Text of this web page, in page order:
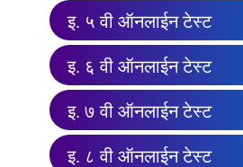
इ. ५ वी ऑनलाईन टेस्ट
इ. ६ वी ऑनलाईन टेस्ट
इ. ७ वी ऑनलाईन टेस्ट
इ. ८ वी ऑनलाईन टेस्ट